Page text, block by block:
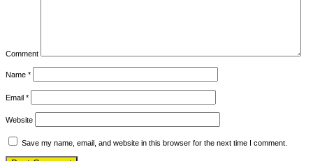
Comment
Name *
Email *
Website
Save my name, email, and website in this browser for the next time I comment.